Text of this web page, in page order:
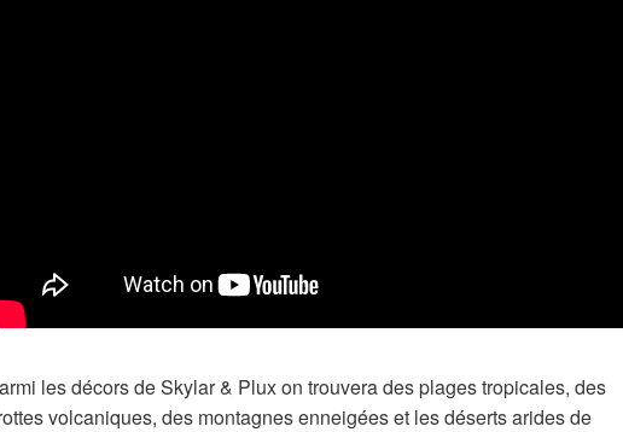
les décors de Skylar & Plux on trouvera des plages tropicales, des
volcaniques, des montagnes enneigées et les déserts arides de